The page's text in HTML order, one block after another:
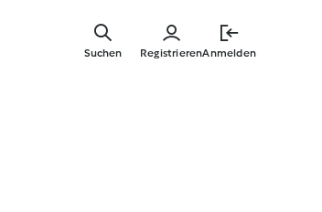
RegistrierenAnmelden
Suchen